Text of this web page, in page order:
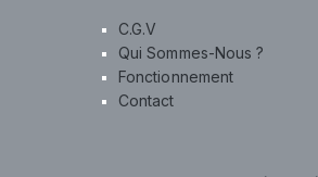
C.G.V
Qui Sommes-Nous ?
Fonctionnement
Contact